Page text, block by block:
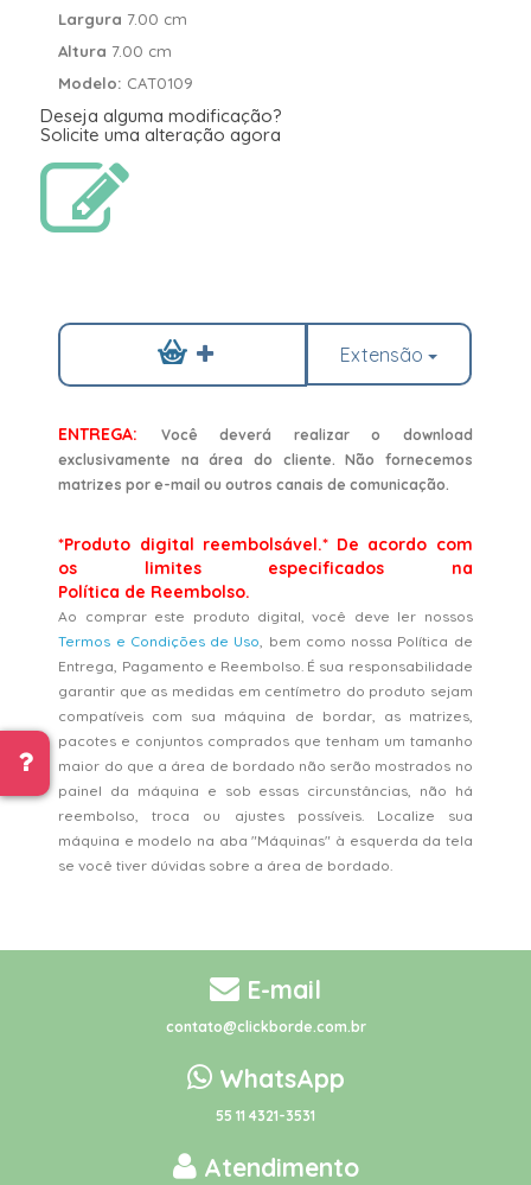
Largura 7.00 cm
Altura 7.00 cm
Modelo: CAT0109
Deseja alguma modificação?
Solicite uma alteração agora
Extensão
ENTREGA:
Você deverá realizar o download
exclusivamente na área do cliente. Não fornecemos
matrizes por e-mail ou outros canais de comunicação.
*Produto digital reembolsável.* De acordo com
os limites especificados na
Política de Reembolso.
Ao comprar este produto digital, você deve ler nossos
Termos e Condições de Uso, bem como nossa Política de
Entrega, Pagamento e Reembolso. É sua responsabilidade
garantir que as medidas em centímetro do produto sejam
compatíveis com sua máquina de bordar, as matrizes,
pacotes e conjuntos comprados que tenham um tamanho
maior do que a área de bordado não serão mostrados no
painel da máquina e sob essas circunstâncias, não há
reembolso, troca ou ajustes possíveis. Localize sua
máquina e modelo na aba "Máquinas" à esquerda da tela
se você tiver dúvidas sobre a área de bordado.
E-mail
contato@clickborde.com.br
WhatsApp
55 11 4321-3531
Atendimento